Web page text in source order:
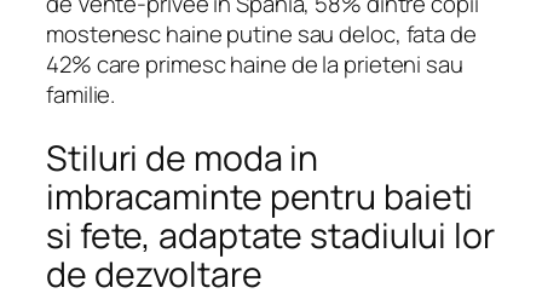
mostenesc haine putine sau deloc, fata de
42% care primesc haine de la prieteni sau
familie.
Stiluri de moda in
imbracaminte pentru baieti
si fete, adaptate stadiului lor
de dezvoltare